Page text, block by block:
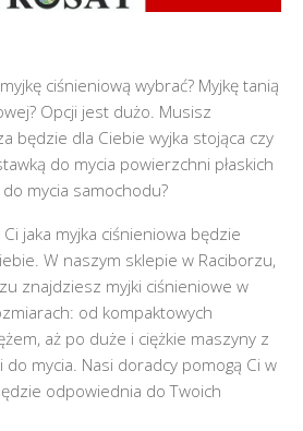
ciśnieniową wybrać? Myjkę tanią
Opcji jest dużo. Musisz
będzie dla Ciebie wyjka stojąca czy
do mycia powierzchni płaskich
mycia samochodu?
jaka myjka ciśnieniowa będzie
W naszym sklepie w Raciborzu,
znajdziesz myjki ciśnieniowe w
od kompaktowych
aż po duże i ciężkie maszyny z
mycia. Nasi doradcy pomogą Ci w
odpowiednia do Twoich